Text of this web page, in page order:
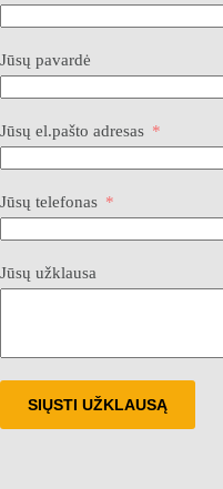
Jūsų pavardė
Jūsų el.pašto adresas
Jūsų telefonas
Jūsų užklausa
SIŲSTI UŽKLAUSĄ